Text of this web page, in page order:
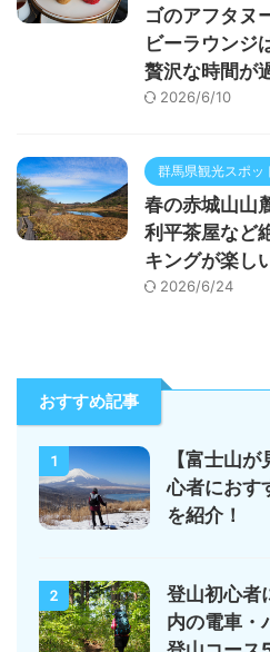
ゴのアフタヌ
ビーラウンジ
贅沢な時間が
2026/6/10
群馬県観光スポッ
春の赤城山山
利平茶屋など
キングが楽し
2026/6/24
おすすめ記事
1
【富士山
心者におす
を紹介！
2
登山初心者
内の電車・